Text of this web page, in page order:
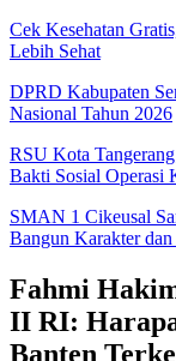
Cek Kesehatan
Lebih Sehat
DPRD Kabupaten
Nasional Tahun 2026
RSU Kota
Bakti Sosial Operasi
SMAN 1 Cikeusal
Bangun Karakter
Fahmi
II RI:
Banten